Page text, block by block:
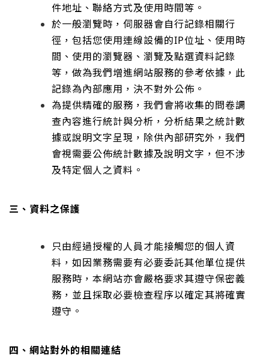
件地址、聯絡方式及使用時間等。
於一般瀏覽時，伺服器會自行記錄相關行
徑，包括您使用連線設備的IP位址、使用時
間、使用的瀏覽器、瀏覽及點選資料記錄
等，做為我們增進網站服務的參考依據，此
記錄為內部應用，決不對外公佈。
為提供精確的服務，我們會將收集的問卷調
查內容進行統計與分析，分析結果之統計數
據或說明文字呈現，除供內部研究外，我們
會視需要公佈統計數據及說明文字，但不涉
及特定個人之資料。
三、資料之保護
只由經過授權的人員才能接觸您的個人資
料，如因業務需要有必要委託其他單位提供
服務時，本網站亦會嚴格要求其遵守保密義
務，並且採取必要檢查程序以確定其將確實
遵守。
四、網站對外的相關連結